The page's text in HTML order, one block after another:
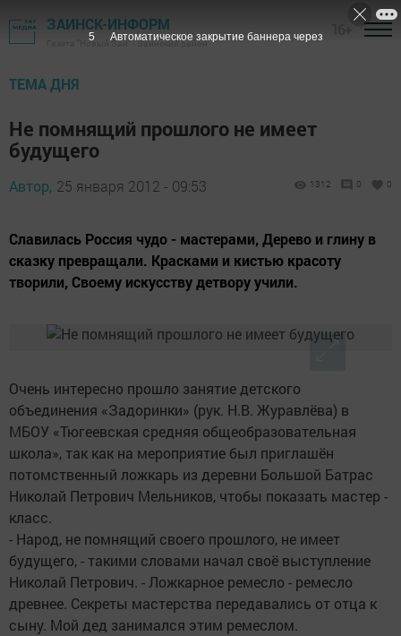
ЗАИНСК-ИНФОРМ
Газета "Новый Зай" - Заинский район
ТЕМА ДНЯ
Не помнящий прошлого не имеет
будущего
Автор, 25 января 2012 - 09:53 1312 0 0
Славилась Россия чудо - мастерами, Дерево и глину в
сказку превращали. Красками и кистью красоту
творили, Своему искусству детвору учили.
Очень интересно прошло занятие детского
объединения «Задоринки» (рук. Н.В. Журавлёва) в
МБОУ «Тюгеевская средняя общеобразовательная
школа», так как на мероприятие был приглашён
потомственный ложкарь из деревни Большой Батрас
Николай Петрович Мельников, чтобы показать мастер -
класс.
- Народ, не помнящий своего прошлого, не имеет
будущего, - такими словами начал своё выступление
Николай Петрович. - Ложкарное ремесло - ремесло
древнее. Секреты мастерства передавались от отца к
сыну. Мой дед занимался этим ремеслом.
4 Автоматическое закрытие баннера через